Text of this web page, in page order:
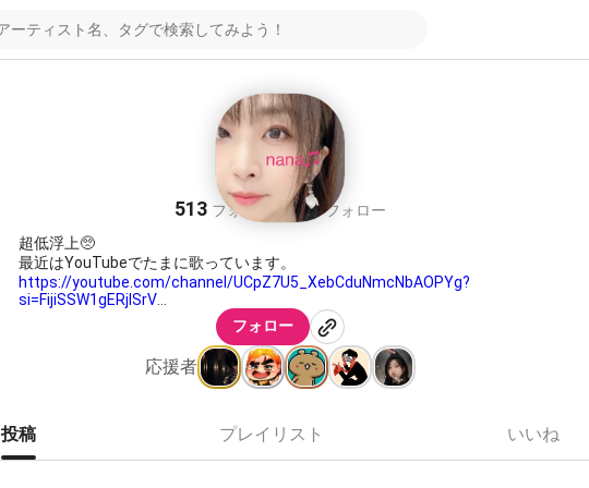
𝕒𝕫𝕦 あず🌸
513 フォロワー273 フォロー
超低浮上🥺
https://youtube.com/channel/UCpZ7U5_XebCduNmcNbAOPYg?
si=FijiSSW1gERjlSrV
良かったら遊びに来てくださいまし🤤
ほぼ居ないので、遠慮なくフォロー外していただいても大丈夫です…！🙇‍♀️💦
聴きnanaは拍手のみでお邪魔することが多いです🙇‍♀️返信等すぐに出来てな
フォロー
応援者
投稿 プレイリスト いいね